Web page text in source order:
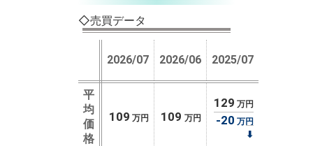
◇売買データ
2026/07 2026/06 2025/07
平
均
価
格
109 万円 109 万円
129 万円
-20 万円
⬇